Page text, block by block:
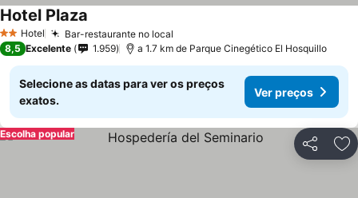
2 Estrelas
Hotel Bar-restaurante no local
Hotel Plaza
8,5 Excelente 1.959 a 1.7 km de Parque Cinegético El Hosquillo
Selecione as datas para ver os preços
exatos.
Ver preços
Partilhar
Escolha popular